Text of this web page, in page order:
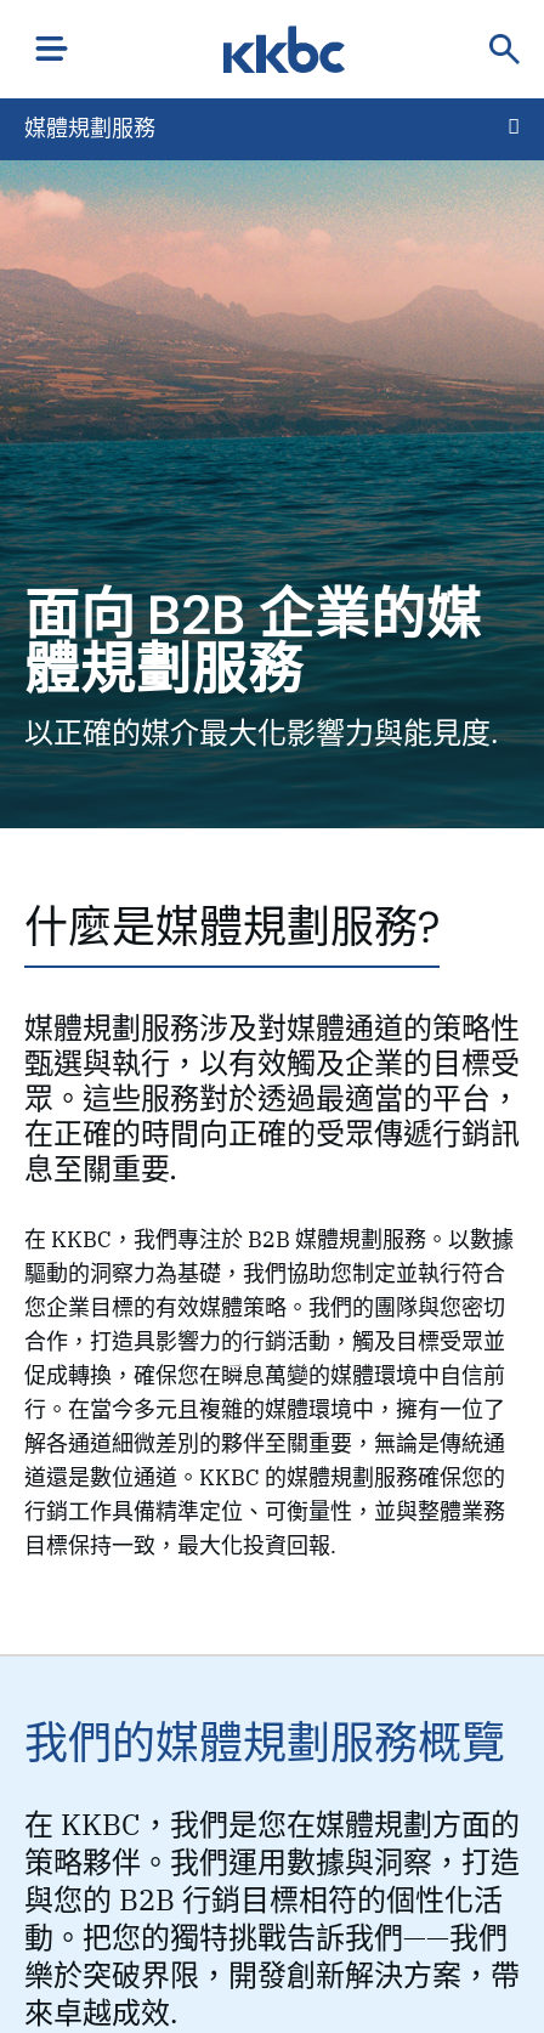
媒體規劃服務
面向 B2B 企業的媒
體規劃服務
以正確的媒介最大化影響力與能見度.
什麼是媒體規劃服務?
媒體規劃服務涉及對媒體通道的策略性
甄選與執行，以有效觸及企業的目標受
眾。這些服務對於透過最適當的平台，
在正確的時間向正確的受眾傳遞行銷訊
息至關重要.
在 KKBC，我們專注於 B2B 媒體規劃服務。以數據
驅動的洞察力為基礎，我們協助您制定並執行符合
您企業目標的有效媒體策略。我們的團隊與您密切
合作，打造具影響力的行銷活動，觸及目標受眾並
促成轉換，確保您在瞬息萬變的媒體環境中自信前
行。在當今多元且複雜的媒體環境中，擁有一位了
解各通道細微差別的夥伴至關重要，無論是傳統通
道還是數位通道。KKBC 的媒體規劃服務確保您的
行銷工作具備精準定位、可衡量性，並與整體業務
目標保持一致，最大化投資回報.
我們的媒體規劃服務概覽
在 KKBC，我們是您在媒體規劃方面的
策略夥伴。我們運用數據與洞察，打造
與您的 B2B 行銷目標相符的個性化活
動。把您的獨特挑戰告訴我們——我們
樂於突破界限，開發創新解決方案，帶
來卓越成效.